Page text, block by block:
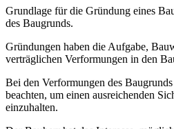
Grundlage für die Gründung eines
des Baugrunds.
Gründungen haben die Aufgabe,
verträglichen Verformungen in den
Bei den Verformungen des
beachten, um einen ausreichenden
einzuhalten.